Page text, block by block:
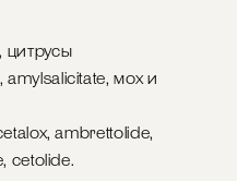
цитрусы
мох и
ambrettolide,
cetolide.